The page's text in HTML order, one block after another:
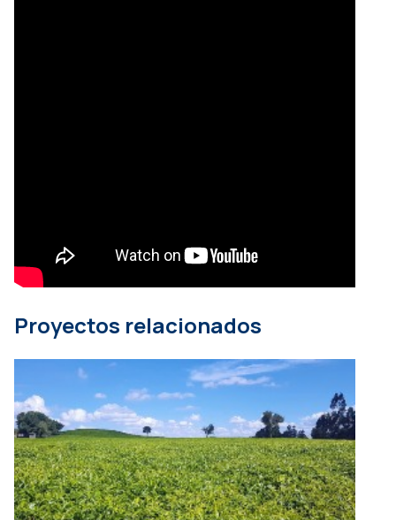
Proyectos relacionados